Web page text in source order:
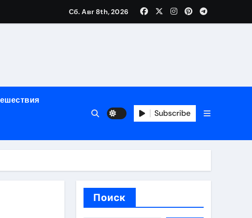
врачей
или банковского контроля
цен и варианты оплаты
Сб. Авг 8th, 2026
Subscribe
Поиск